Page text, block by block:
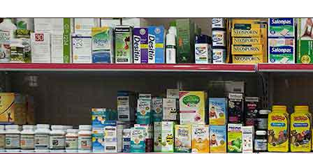
Thành phần của Mật Ong Manuka 25+
UMF:
Năm 1981, Tiến sĩ Peter Molan, Phó Giáo sư Sinh hóa